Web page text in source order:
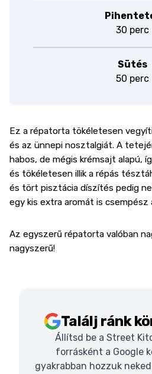
30 perc
Sütés
50 perc
Ez a répatorta tökéletesen
és az ünnepi nosztalgiát. A
habos, de mégis krémsajt alapú,
és tökéletesen illik a répás
és tört pisztácia díszítés pedig
egy kis extra aromát is csempész
Az egyszerű répatorta valóban
nagyszerű!
Találj ránk
Állítsd be a Street
forrásként a Google
gyakrabban hozzuk